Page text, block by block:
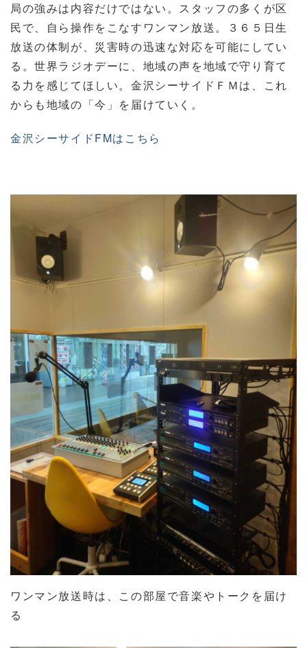
局の強みは内容だけではない。スタッフの多くが区
民で、自ら操作をこなすワンマン放送。３６５日生
放送の体制が、災害時の迅速な対応を可能にしてい
る。世界ラジオデーに、地域の声を地域で守り育て
る力を感じてほしい。金沢シーサイドＦＭは、これ
からも地域の「今」を届けていく。
金沢シーサイドFMはこちら
ワンマン放送時は、この部屋で音楽やトークを届け
る